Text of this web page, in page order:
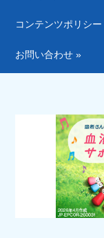
コンテンツポリシー
お問い合わせ »